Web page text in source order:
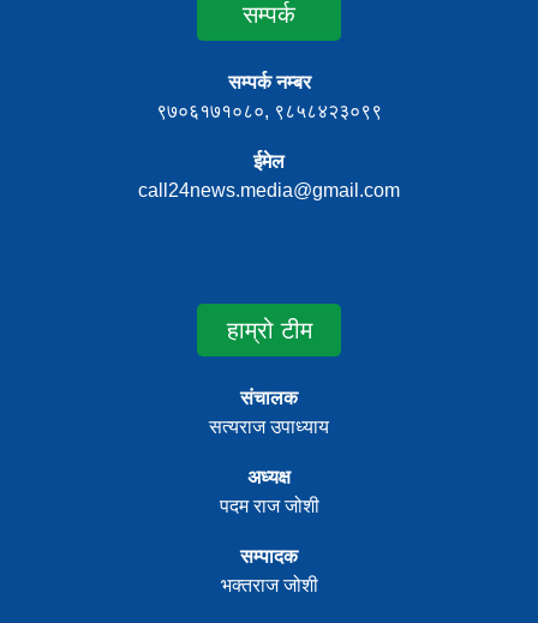
सम्पर्क
सम्पर्क नम्बर
९७०६१७१०८०, ९८५८४२३०९९
ईमेल
call24news.media@gmail.com
हाम्रो टीम
संचालक
सत्यराज उपाध्याय
अध्यक्ष
पदम राज जोशी
सम्पादक
भक्तराज जोशी